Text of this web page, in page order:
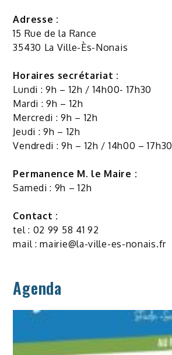
Adresse :
15 Rue de la Rance
35430 La Ville-Ès-Nonais
Horaires secrétariat :
Lundi : 9h – 12h / 14h00- 17h30
Mardi : 9h – 12h
Mercredi : 9h – 12h
Jeudi : 9h – 12h
Vendredi : 9h – 12h / 14h00 – 17h30
Permanence M. le Maire :
Samedi : 9h – 12h
Contact :
tel : 02 99 58 41 92
mail :mairie@la-ville-es-nonais.fr
Agenda